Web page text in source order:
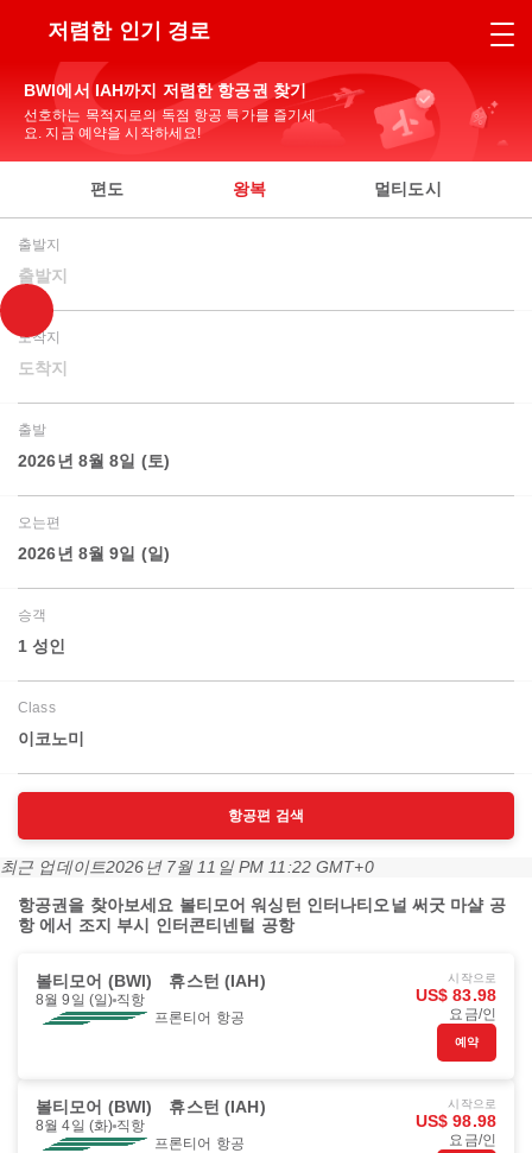
저렴한 인기 경로
BWI에서 IAH까지 저렴한 항공권 찾기
선호하는 목적지로의 독점 항공 특가를 즐기세
요. 지금 예약을 시작하세요!
편도 왕복 멀티도시
출발지
출발지
도착지
도착지
출발
2026년 8월 8일 (토)
오는편
2026년 8월 9일 (일)
승객
1 성인
Class
이코노미
항공편 검색
최근 업데이트2026년 7월 11일 PM 11:22 GMT+0
항공권을 찾아보세요 볼티모어 워싱턴 인터나티오널 써굿 마샬 공
항 에서 조지 부시 인터콘티넨털 공항
볼티모어 (BWI) 휴스턴 (IAH)
8월 9일 (일) 직항
프론티어 항공
시작으로
US$ 83.98
요금/인
예약
볼티모어 (BWI) 휴스턴 (IAH)
8월 4일 (화) 직항
프론티어 항공
시작으로
US$ 98.98
요금/인